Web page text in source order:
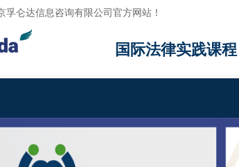
国际法律实践课程
孚仑达信息咨询有限公司官方网站！